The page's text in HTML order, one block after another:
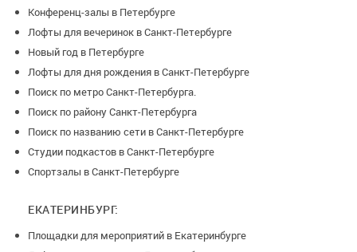
Конференц-залы в Петербурге
Лофты для вечеринок в Санкт-Петербурге
Новый год в Петербурге
Лофты для дня рождения в Санкт-Петербурге
Поиск по метро Санкт-Петербурга.
Поиск по району Санкт-Петербурга
Поиск по названию сети в Санкт-Петербурге
Студии подкастов в Санкт-Петербурге
Спортзалы в Санкт-Петербурге
ЕКАТЕРИНБУРГ:
Площадки для мероприятий в Екатеринбурге